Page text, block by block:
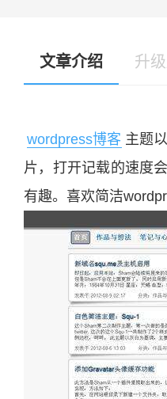
文章介绍 升
wordpress博客 主题
片，打开记载的速度
有趣。喜欢简洁